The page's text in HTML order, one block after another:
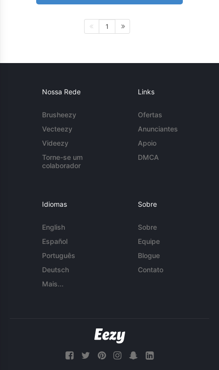
1
Nossa Rede
Brusheezy
Vecteezy
Videezy
Torne-se um
colaborador
Links
Ofertas
Anunciantes
Apoio
DMCA
Idiomas
English
Español
Português
Deutsch
Mais...
Sobre
Sobre
Equipe
Blogue
Contato